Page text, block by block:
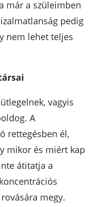
már a szüleimben
pedig
nem lehet teljes
vagyis
A
rettegésben él,
mikor és miért kap
átitatja a
megy.